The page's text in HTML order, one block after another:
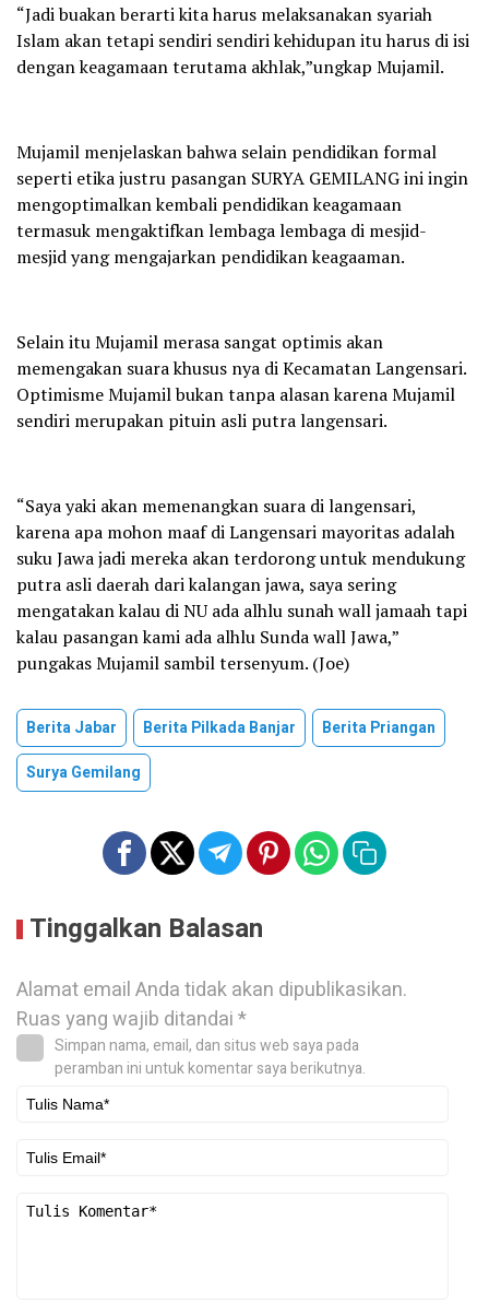
“Jadi buakan berarti kita harus melaksanakan syariah
Islam akan tetapi sendiri sendiri kehidupan itu harus di isi
dengan keagamaan terutama akhlak,”ungkap Mujamil.
Mujamil menjelaskan bahwa selain pendidikan formal
seperti etika justru pasangan SURYA GEMILANG ini ingin
mengoptimalkan kembali pendidikan keagamaan
termasuk mengaktifkan lembaga lembaga di mesjid-
mesjid yang mengajarkan pendidikan keagaaman.
Selain itu Mujamil merasa sangat optimis akan
memengakan suara khusus nya di Kecamatan Langensari.
Optimisme Mujamil bukan tanpa alasan karena Mujamil
sendiri merupakan pituin asli putra langensari.
“Saya yaki akan memenangkan suara di langensari,
karena apa mohon maaf di Langensari mayoritas adalah
suku Jawa jadi mereka akan terdorong untuk mendukung
putra asli daerah dari kalangan jawa, saya sering
mengatakan kalau di NU ada alhlu sunah wall jamaah tapi
kalau pasangan kami ada alhlu Sunda wall Jawa,”
pungakas Mujamil sambil tersenyum. (Joe)
Berita Jabar Berita Pilkada Banjar
Berita Priangan
Surya Gemilang
Tinggalkan Balasan
Alamat email Anda tidak akan dipublikasikan.
Ruas yang wajib ditandai*
Simpan nama, email, dan situs web saya pada
peramban ini untuk komentar saya berikutnya.